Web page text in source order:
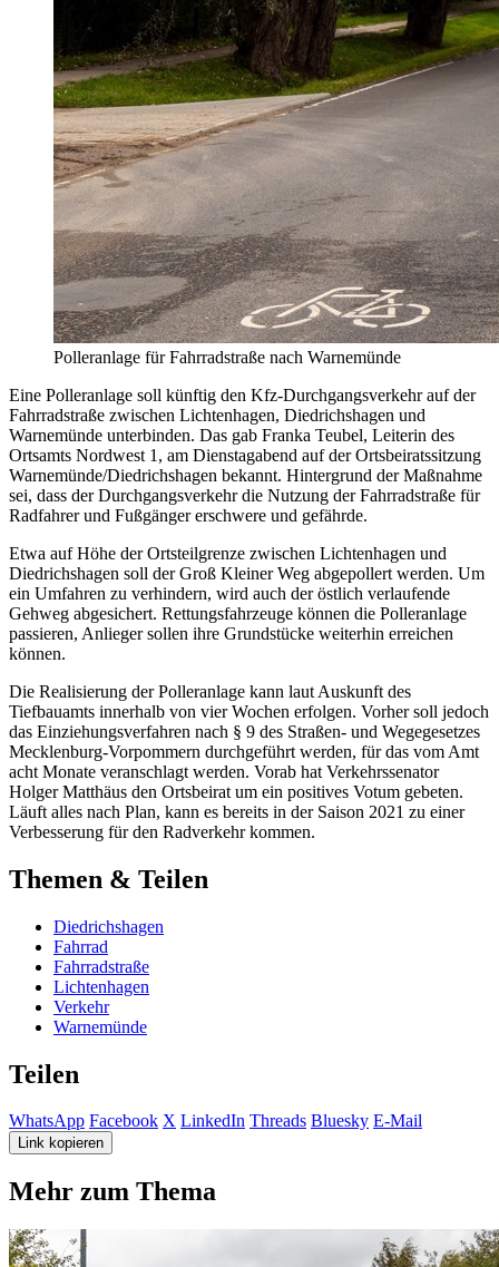
Polleranlage für Fahrradstraße nach Warnemünde
Eine Polleranlage soll künftig den Kfz-Durchgangsverkehr auf der
Fahrradstraße zwischen Lichtenhagen, Diedrichshagen und
Warnemünde unterbinden. Das gab Franka Teubel, Leiterin des
Ortsamts Nordwest 1, am Dienstagabend auf der Ortsbeiratssitzung
Warnemünde/Diedrichshagen bekannt. Hintergrund der Maßnahme
sei, dass der Durchgangsverkehr die Nutzung der Fahrradstraße für
Radfahrer und Fußgänger erschwere und gefährde.
Etwa auf Höhe der Ortsteilgrenze zwischen Lichtenhagen und
Diedrichshagen soll der Groß Kleiner Weg abgepollert werden. Um
ein Umfahren zu verhindern, wird auch der östlich verlaufende
Gehweg abgesichert. Rettungsfahrzeuge können die Polleranlage
passieren, Anlieger sollen ihre Grundstücke weiterhin erreichen
können.
Die Realisierung der Polleranlage kann laut Auskunft des
Tiefbauamts innerhalb von vier Wochen erfolgen. Vorher soll jedoch
das Einziehungsverfahren nach § 9 des Straßen- und Wegegesetzes
Mecklenburg-Vorpommern durchgeführt werden, für das vom Amt
acht Monate veranschlagt werden. Vorab hat Verkehrssenator
Holger Matthäus den Ortsbeirat um ein positives Votum gebeten.
Läuft alles nach Plan, kann es bereits in der Saison 2021 zu einer
Verbesserung für den Radverkehr kommen.
Themen & Teilen
Diedrichshagen
Fahrrad
Fahrradstraße
Lichtenhagen
Verkehr
Warnemünde
Teilen
WhatsApp Facebook X LinkedIn Threads Bluesky E-Mail
Link kopieren
Mehr zum Thema